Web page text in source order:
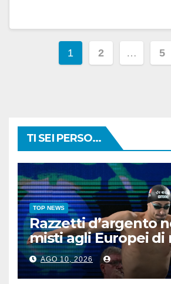
Paginazione
1 2 … 5
TI SEI PERSO...
TOP NEWS
Razzetti d’argento
misti agli Europei di
AGO 10, 2026